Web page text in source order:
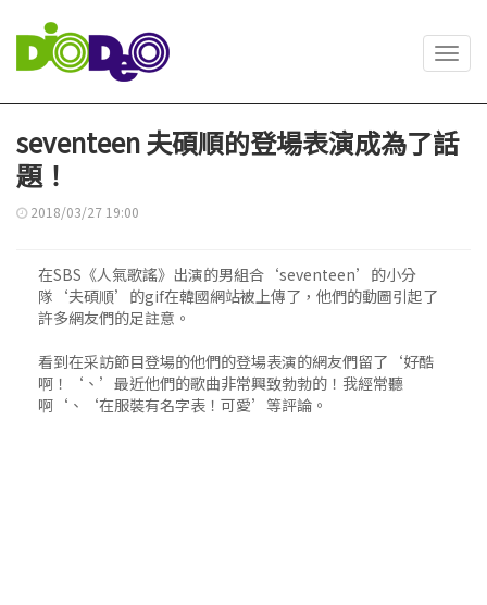
seventeen 夫碩順的登場表演成為了話
題！
2018/03/27 19:00
在SBS《人氣歌謠》出演的男組合‘seventeen’的小分
隊‘夫碩順’的gif在韓國網站被上傳了，他們的動圖引起了
許多網友們的足註意。
看到在采訪節目登場的他們的登場表演的網友們留了‘好酷
啊！‘、’最近他們的歌曲非常興致勃勃的！我經常聽
啊‘、‘在服裝有名字表！可愛’等評論。